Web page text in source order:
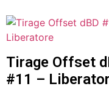
Tirage Offset
#11 –